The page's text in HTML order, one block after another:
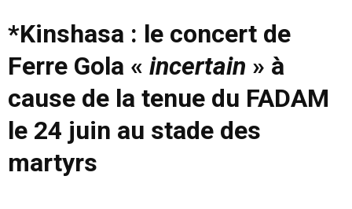
*Kinshasa : le concert de
Ferre Gola « incertain » à
cause de la tenue du FADAM
le 24 juin au stade des
martyrs